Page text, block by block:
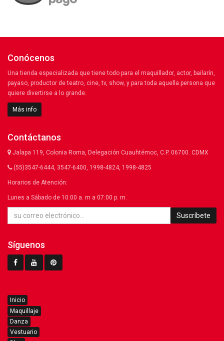
Conócenos
Una tienda especializada que tiene todo para el maquillador, actor, bailarín,
payaso, productor de teatro, cine, tv, show, y para toda aquella persona que
quiere divertirse a lo grande.
Más info
Contáctanos
Jalapa 119, Colonia Roma, Delegación Cuauhtémoc, C.P. 06700. CDMX
(55)3547-6444, 3547-6400, 1998-4824, 1998-4825
Horarios de Atención:
Lunes a Sábado de 10:00 a. m a 07:00 p. m.
Suscríbete
Síguenos
Inicio
Maquillaje
Danza
Vestuario